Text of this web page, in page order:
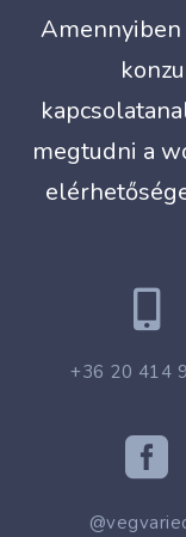
megtudni a

+36 20 414
